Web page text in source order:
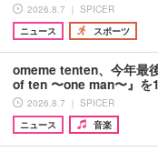
2026.8.7 ｜ SPICER
ニュース
スポーツ
omeme tenten、今年最
of ten 〜one man〜』を
2026.8.7 ｜ SPICER
ニュース
音楽